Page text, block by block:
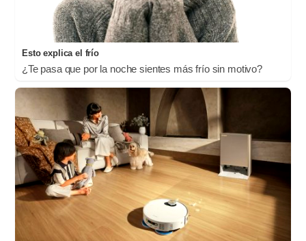
Esto explica el frío
¿Te pasa que por la noche sientes más frío sin motivo?